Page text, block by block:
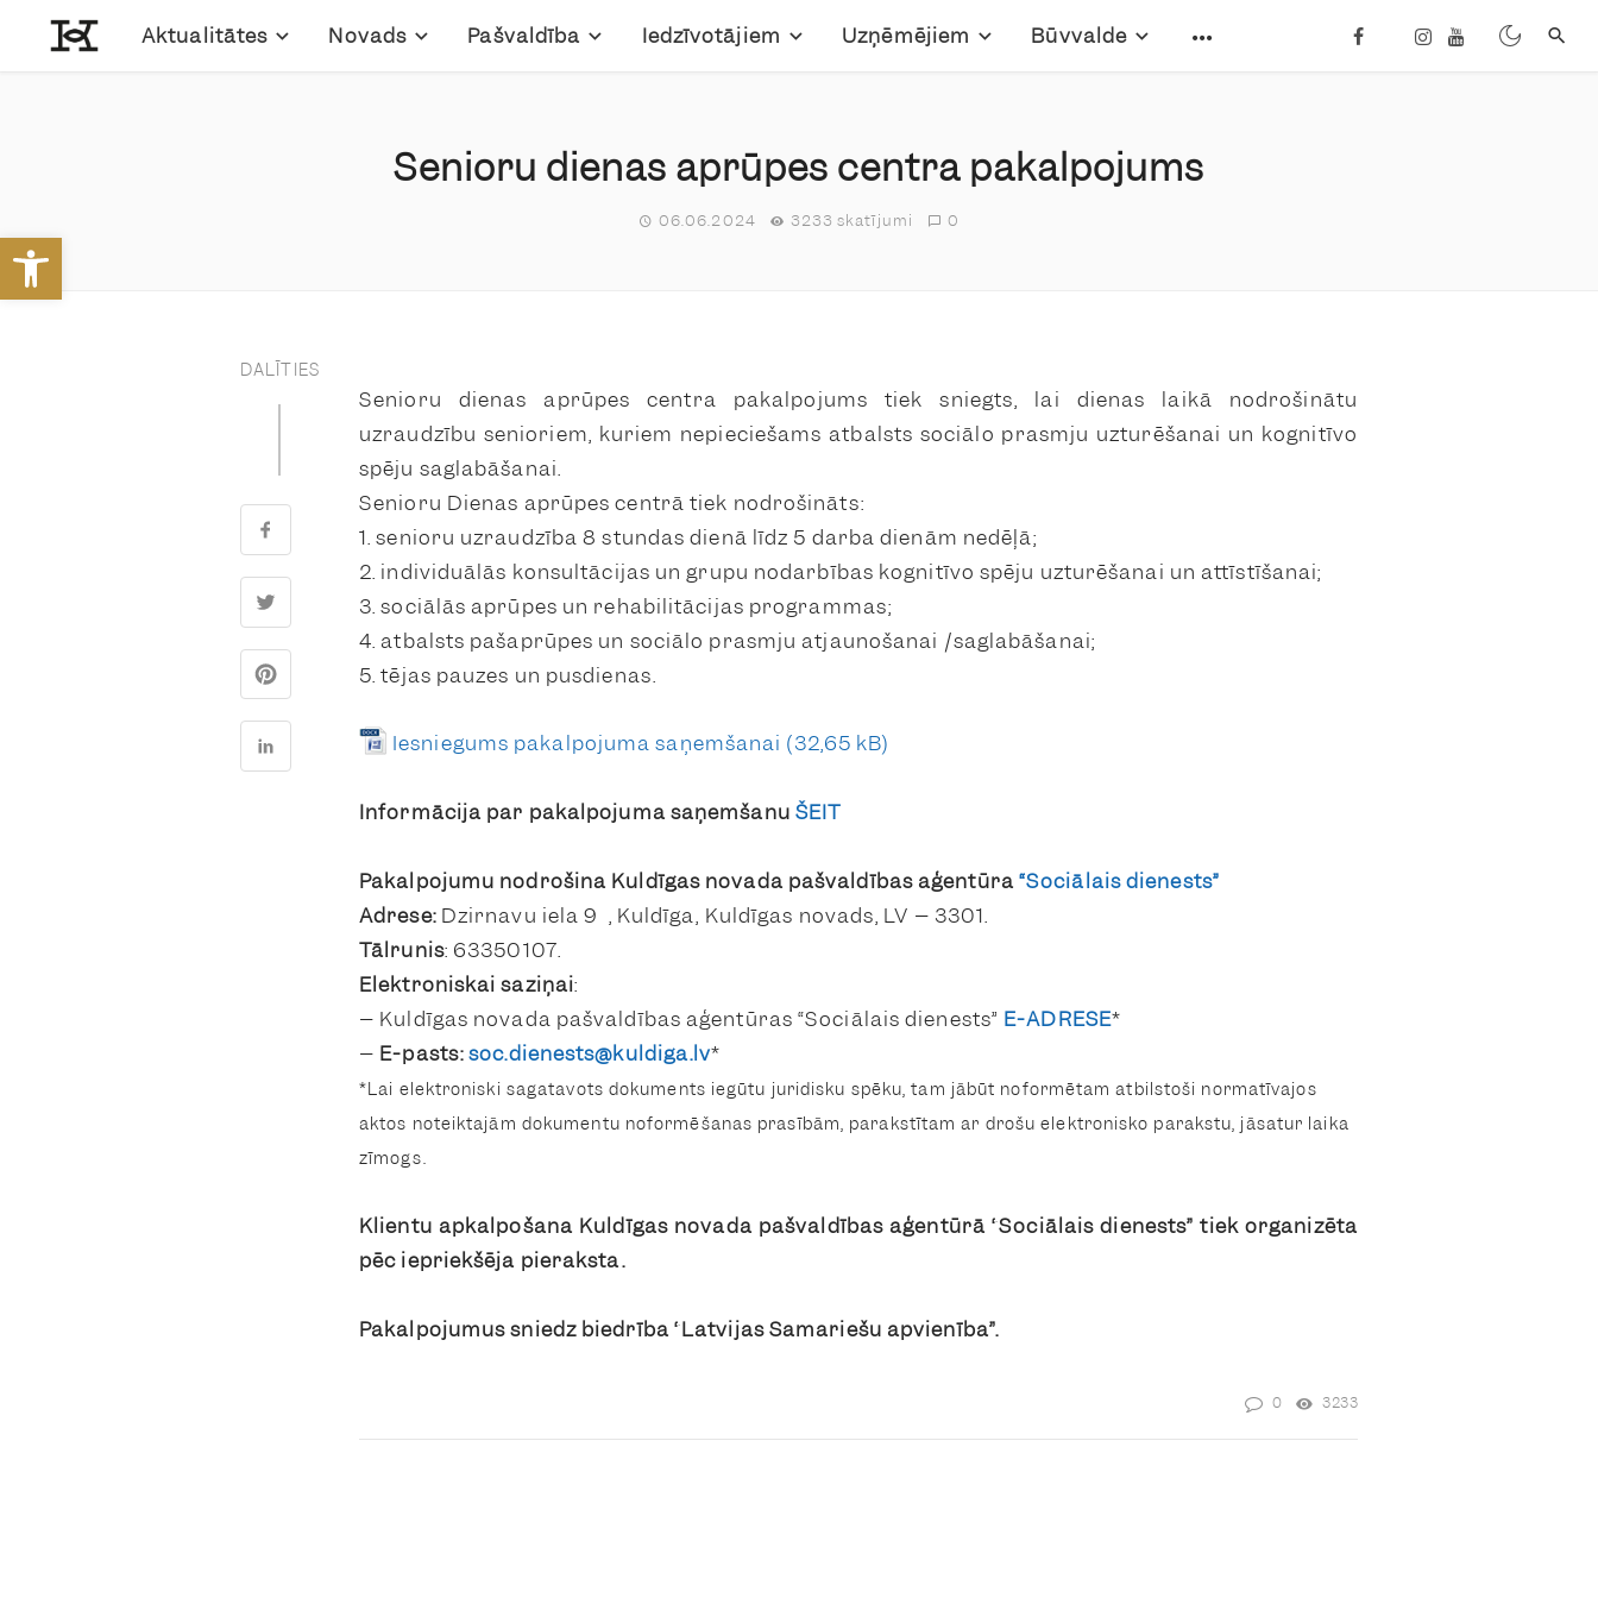
Open toolbar
Aktualitātes Novads Pašvaldība Iedzīvotājiem Uzņēmējiem Būvvalde
Senioru dienas aprūpes centra pakalpojums
06.06.2024 3233 skatījumi 0
DALĪTIES
Senioru dienas aprūpes centra pakalpojums tiek sniegts, lai dienas laikā nodrošinātu
uzraudzību senioriem, kuriem nepieciešams atbalsts sociālo prasmju uzturēšanai un kognitīvo
spēju saglabāšanai.
Senioru Dienas aprūpes centrā tiek nodrošināts:
1. senioru uzraudzība 8 stundas dienā līdz 5 darba dienām nedēļā;
2. individuālās konsultācijas un grupu nodarbības kognitīvo spēju uzturēšanai un attīstīšanai;
3. sociālās aprūpes un rehabilitācijas programmas;
4. atbalsts pašaprūpes un sociālo prasmju atjaunošanai /saglabāšanai;
5. tējas pauzes un pusdienas.
Iesniegums pakalpojuma saņemšanai
Informācija par pakalpojuma saņemšanu ŠEIT
Pakalpojumu nodrošina Kuldīgas novada pašvaldības aģentūra “Sociālais dienests”
Adrese: Dzirnavu iela 9 , Kuldīga, Kuldīgas novads, LV – 3301.
Tālrunis: 63350107.
Elektroniskai saziņai:
– Kuldīgas novada pašvaldības aģentūras “Sociālais dienests” E-ADRESE*
– E-pasts:soc.dienests@kuldiga.lv*
*Lai elektroniski sagatavots dokuments iegūtu juridisku spēku, tam jābūt noformētam atbilstoši normatīvajos
aktos noteiktajām dokumentu noformēšanas prasībām, parakstītam ar drošu elektronisko parakstu, jāsatur laika
zīmogs.
Klientu apkalpošana Kuldīgas novada pašvaldības aģentūrā “Sociālais dienests” tiek organizēta
pēc iepriekšēja pieraksta.
Pakalpojumus sniedz biedrība “Latvijas Samariešu apvienība”.
0 3233